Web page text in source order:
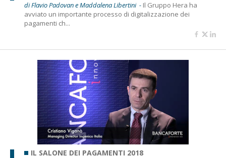
di Flavio Padovan e Maddalena Libertini - Il Gruppo Hera ha
avviato un importante processo di digitalizzazione dei
pagamenti ch...
IL SALONE DEI PAGAMENTI 2018